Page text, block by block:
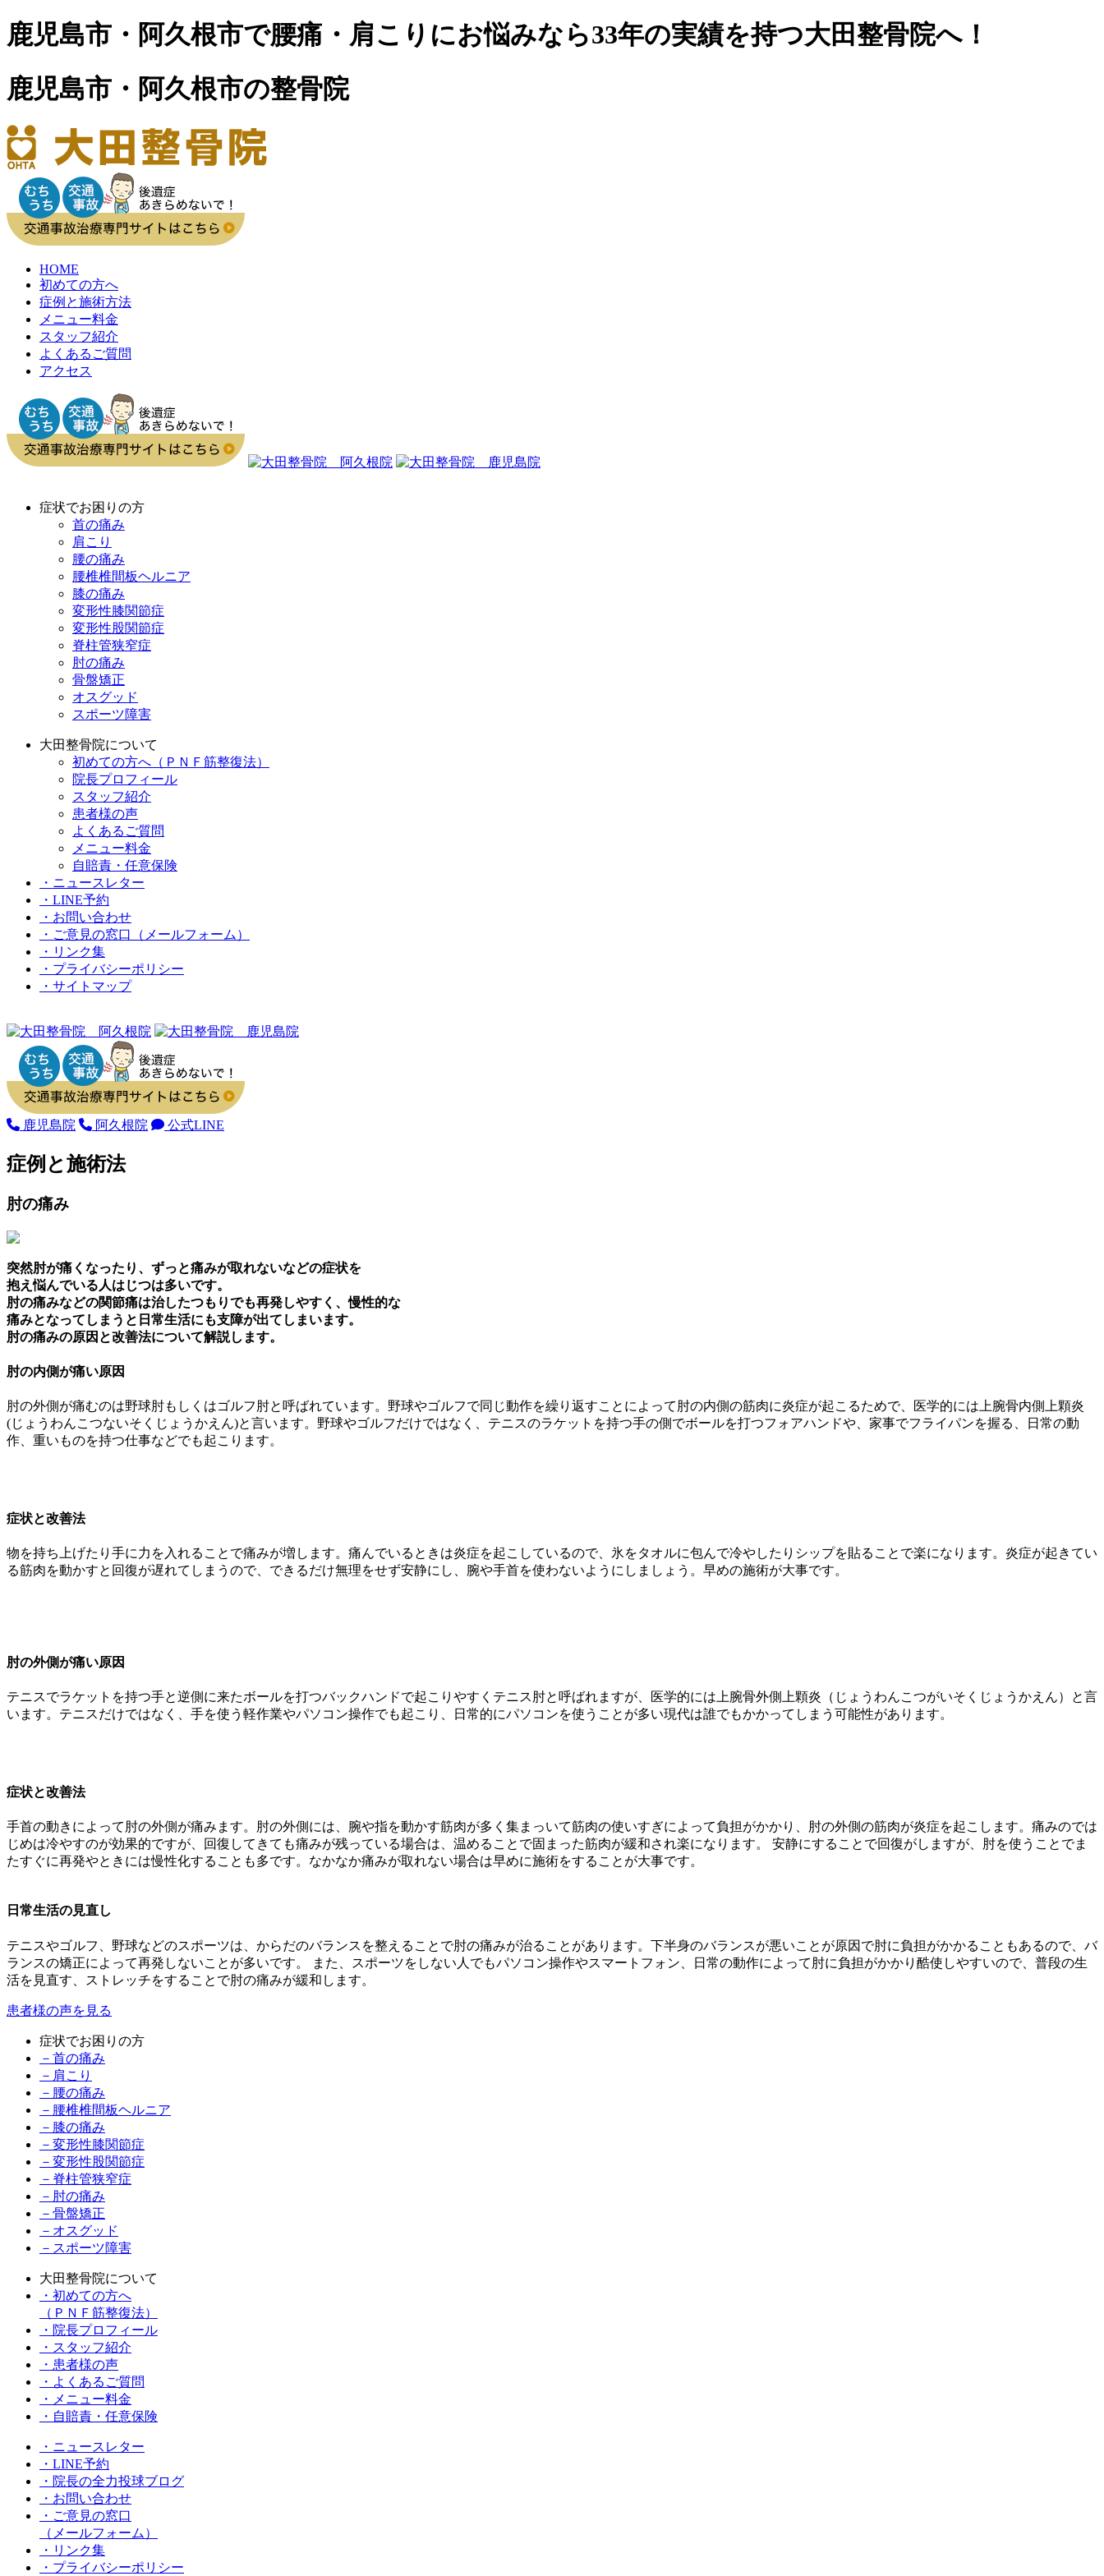
鹿児島市・阿久根市で腰痛・肩こりにお悩みなら33年の実績を持つ大田整骨院へ！
鹿児島市・阿久根市の整骨院
HOME
初めての方へ
症例と施術方法
メニュー料金
スタッフ紹介
よくあるご質問
アクセス
症状でお困りの方
首の痛み
肩こり
腰の痛み
腰椎椎間板ヘルニア
膝の痛み
変形性膝関節症
変形性股関節症
脊柱管狭窄症
肘の痛み
骨盤矯正
オスグッド
スポーツ障害
大田整骨院について
初めての方へ（ＰＮＦ筋整復法）
院長プロフィール
スタッフ紹介
患者様の声
よくあるご質問
メニュー料金
⾃賠責・任意保険
・ニュースレター
・LINE予約
・お問い合わせ
・ご意見の窓⼝（メールフォーム）
・リンク集
・プライバシーポリシー
・サイトマップ
鹿児島院 阿久根院 公式LINE
症例と施術法
肘の痛み
突然肘が痛くなったり、ずっと痛みが取れないなどの症状を
抱え悩んでいる人はじつは多いです。
肘の痛みなどの関節痛は治したつもりでも再発しやすく、慢性的な
痛みとなってしまうと日常生活にも支障が出てしまいます。
肘の痛みの原因と改善法について解説します。
肘の内側が痛い原因
肘の外側が痛むのは野球肘もしくはゴルフ肘と呼ばれています。野球やゴルフで同じ動作を繰り返すことによって肘の内側の筋肉に炎症が起こるためで、医学的には上腕骨内側上顆炎
(じょうわんこつないそくじょうかえん)と言います。野球やゴルフだけではなく、テニスのラケットを持つ手の側でボールを打つフォアハンドや、家事でフライパンを握る、日常の動
作、重いものを持つ仕事などでも起こります。
症状と改善法
物を持ち上げたり手に力を入れることで痛みが増します。痛んでいるときは炎症を起こしているので、氷をタオルに包んで冷やしたりシップを貼ることで楽になります。炎症が起きてい
る筋肉を動かすと回復が遅れてしまうので、できるだけ無理をせず安静にし、腕や手首を使わないようにしましょう。早めの施術が大事です。
肘の外側が痛い原因
テニスでラケットを持つ手と逆側に来たボールを打つバックハンドで起こりやすくテニス肘と呼ばれますが、医学的には上腕骨外側上顆炎（じょうわんこつがいそくじょうかえん）と言
います。テニスだけではなく、手を使う軽作業やパソコン操作でも起こり、日常的にパソコンを使うことが多い現代は誰でもかかってしまう可能性があります。
症状と改善法
手首の動きによって肘の外側が痛みます。肘の外側には、腕や指を動かす筋肉が多く集まっいて筋肉の使いすぎによって負担がかかり、肘の外側の筋肉が炎症を起こします。痛みのでは
じめは冷やすのが効果的ですが、回復してきても痛みが残っている場合は、温めることで固まった筋肉が緩和され楽になります。 安静にすることで回復がしますが、肘を使うことでま
たすぐに再発やときには慢性化することも多です。なかなか痛みが取れない場合は早めに施術をすることが大事です。
日常生活の見直し
テニスやゴルフ、野球などのスポーツは、からだのバランスを整えることで肘の痛みが治ることがあります。下半身のバランスが悪いことが原因で肘に負担がかかることもあるので、バ
ランスの矯正によって再発しないことが多いです。 また、スポーツをしない人でもパソコン操作やスマートフォン、日常の動作によって肘に負担がかかり酷使しやすいので、普段の生
活を見直す、ストレッチをすることで肘の痛みが緩和します。
患者様の声を⾒る
症状でお困りの方
－首の痛み
－肩こり
－腰の痛み
－腰椎椎間板ヘルニア
－膝の痛み
－変形性膝関節症
－変形性股関節症
－脊柱管狭窄症
－肘の痛み
－骨盤矯正
－オスグッド
－スポーツ障害
大田整骨院について
・初めての方へ
（ＰＮＦ筋整復法）
・院長プロフィール
・スタッフ紹介
・患者様の声
・よくあるご質問
・メニュー料金
・⾃賠責・任意保険
・ニュースレター
・LINE予約
・院長の全⼒投球ブログ
・お問い合わせ
・ご意見の窓⼝
（メールフォーム）
・リンク集
・プライバシーポリシー